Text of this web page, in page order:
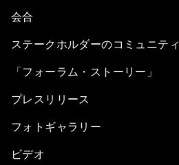
会合
ステークホルダーのコミュニティ
「フォーラム・ストーリー」
プレスリリース
フォトギャラリー
ビデオ